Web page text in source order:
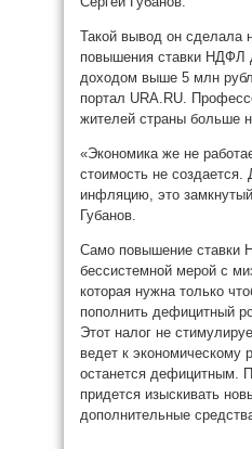
Такой вывод он сделала
повышения ставки НДФЛ
доходом выше 5 млн
портал URA.RU.
жителей страны больше
«Экономика же не
стоимость не создается.
инфляцию, это
Губанов.
Само повышение ставки
бессистемной мерой с
которая нужна только
пополнить дефицитный
Этот налог не
ведет к экономическому
останется дефицитным.
придется изыскивать
дополнительные